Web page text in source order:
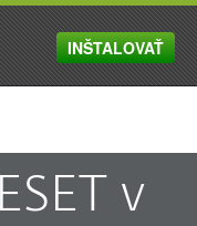
MENU
v
INŠTALOVAŤ